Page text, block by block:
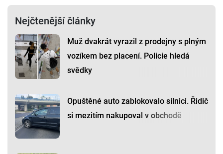
Nejčtenější články
Muž dvakrát vyrazil z prodejny s plným
vozíkem bez placení. Policie hledá
svědky
Opuštěné auto zablokovalo silnici. Řidič
si mezitím nakupoval v obchodě